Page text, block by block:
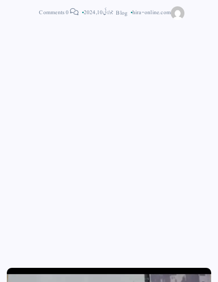
hira-online.com
Blog جولائی 10, 2024